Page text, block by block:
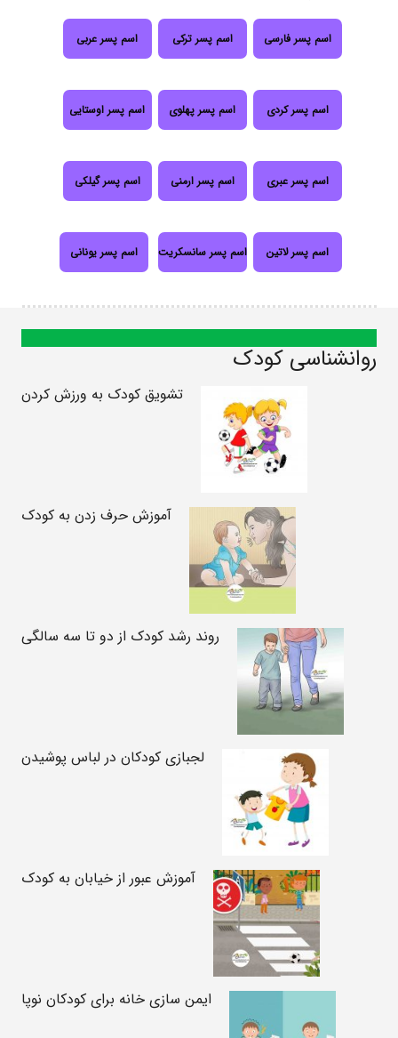
اسم پسر فارسی اسم پسر ترکی اسم پسر عربی
اسم پسر کردی اسم پسر پهلوی اسم پسر اوستایی
اسم پسر عبری اسم پسر ارمنی اسم پسر گیلکی
اسم پسر لاتین اسم پسر سانسکریت اسم پسر یونانی
روانشناسی کودک
تشویق کودک به ورزش کردن
آموزش حرف زدن به کودک
روند رشد کودک از دو تا سه سالگی
لجبازی کودکان در لباس پوشیدن
آموزش عبور از خیابان به کودک
ایمن سازی خانه برای کودکان نوپا